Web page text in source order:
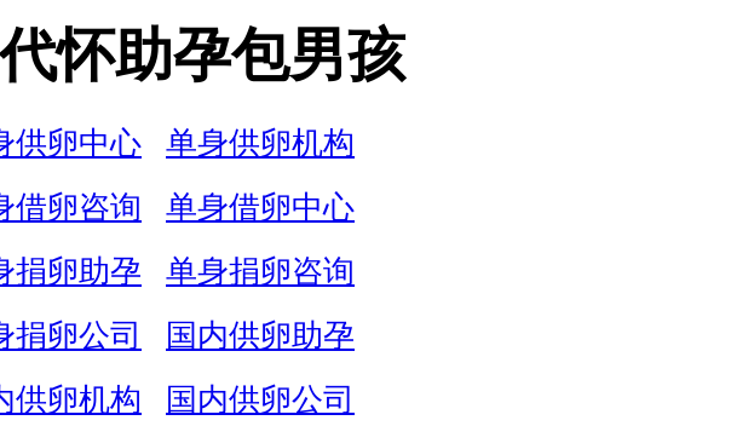
怀助孕包男孩
供卵中心
单身供卵机构
借卵咨询
单身借卵中心
捐卵助孕
单身捐卵咨询
捐卵公司
国内供卵助孕
供卵机构
国内供卵公司